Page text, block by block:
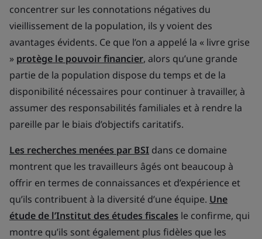
concentrer sur les connotations négatives du
vieillissement de la population, ils y voient des
avantages évidents. Ce que l’on a appelé la « livre grise
» protège le pouvoir financier, alors qu’une grande
partie de la population dispose du temps et de la
disponibilité nécessaires pour continuer à travailler, à
assumer des responsabilités familiales et à rendre la
pareille par le biais d’objectifs caritatifs.
Les recherches menées par BSI dans ce domaine
montrent que les travailleurs âgés ont beaucoup à
offrir en termes de connaissances et d’expérience et
qu’ils contribuent à la diversité d’une équipe. Une
étude de l’Institut des études fiscales le confirme, qui
montre qu’ils sont également plus fidèles que les